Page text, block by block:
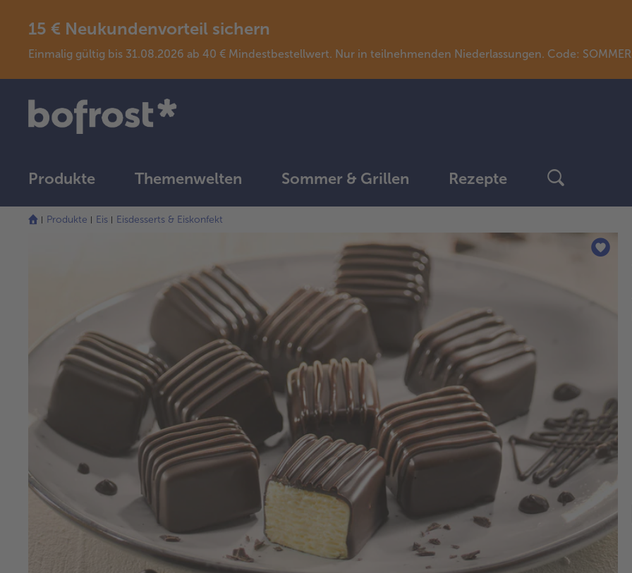
15 € Neukundenvorteil sichern
Einmalig gültig bis 31.08.2026 ab 40 € Mindestbestellwert. Nur in teilnehmenden Niederlassungen. Code:
Produkte Themenwelten Sommer & Grillen Rezepte
Produkte Eis Eisdesserts & Eiskonfekt